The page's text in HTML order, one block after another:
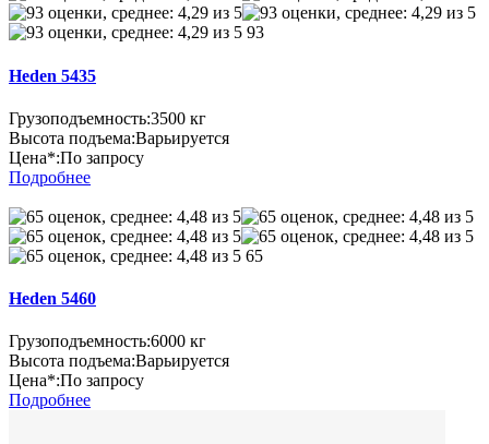
93
Heden 5435
Грузоподъемность:3500 кг
Высота подъема:Варьируется
Цена*:По запросу
Подробнее
65
Heden 5460
Грузоподъемность:6000 кг
Высота подъема:Варьируется
Цена*:По запросу
Подробнее